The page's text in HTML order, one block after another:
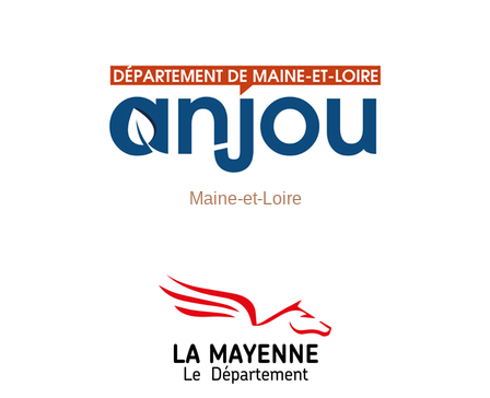
Maine-et-Loire